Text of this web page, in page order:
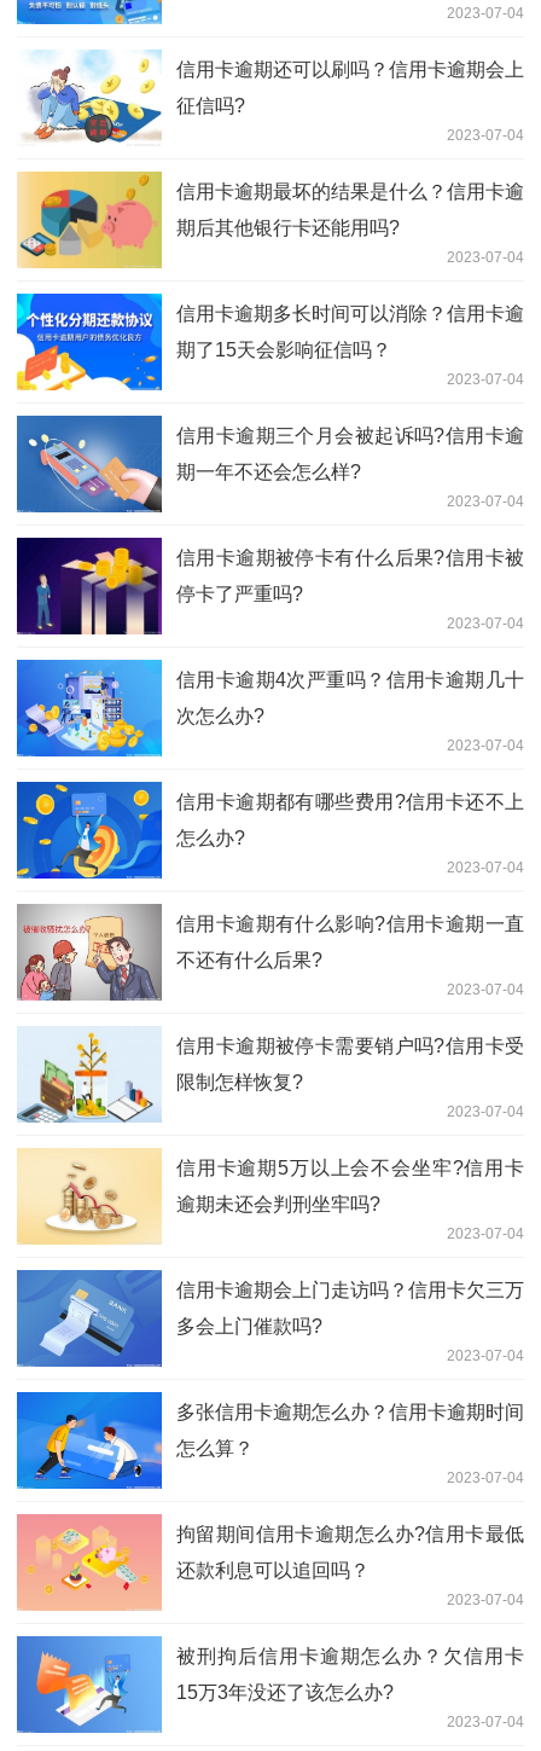
2023-07-04
信用卡逾期还可以刷吗？信用卡逾期会上
征信吗?
2023-07-04
信用卡逾期最坏的结果是什么？信用卡逾
期后其他银行卡还能用吗?
2023-07-04
信用卡逾期多长时间可以消除？信用卡逾
期了15天会影响征信吗？
2023-07-04
信用卡逾期三个月会被起诉吗?信用卡逾
期一年不还会怎么样?
2023-07-04
信用卡逾期被停卡有什么后果?信用卡被
停卡了严重吗?
2023-07-04
信用卡逾期4次严重吗？信用卡逾期几十
次怎么办?
2023-07-04
信用卡逾期都有哪些费用?信用卡还不上
怎么办?
2023-07-04
信用卡逾期有什么影响?信用卡逾期一直
不还有什么后果?
2023-07-04
信用卡逾期被停卡需要销户吗?信用卡受
限制怎样恢复?
2023-07-04
信用卡逾期5万以上会不会坐牢?信用卡
逾期未还会判刑坐牢吗?
2023-07-04
信用卡逾期会上门走访吗？信用卡欠三万
多会上门催款吗?
2023-07-04
多张信用卡逾期怎么办？信用卡逾期时间
怎么算？
2023-07-04
拘留期间信用卡逾期怎么办?信用卡最低
还款利息可以追回吗？
2023-07-04
被刑拘后信用卡逾期怎么办？欠信用卡
15万3年没还了该怎么办?
2023-07-04